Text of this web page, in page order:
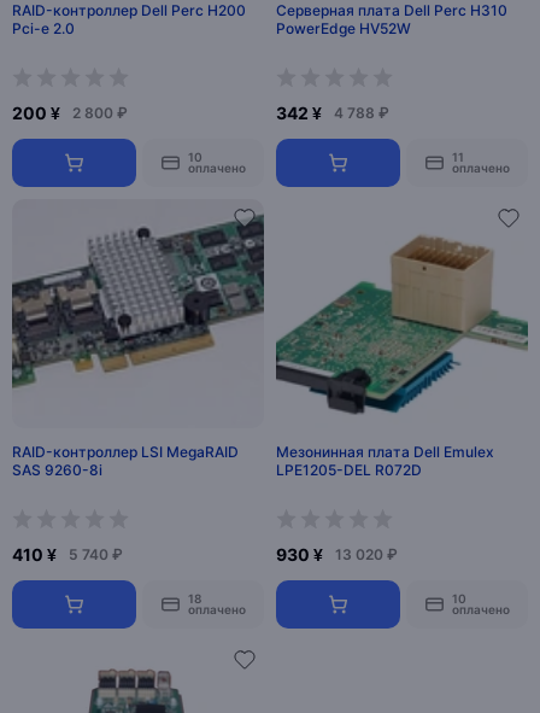
RAID-контроллер Dell Perc H200
Pci-e 2.0
200 ¥ 2 800 ₽
10
оплачено
Серверная плата Dell Perc H310
PowerEdge HV52W
342 ¥ 4 788 ₽
11
оплачено
RAID-контроллер LSI MegaRAID
SAS 9260-8i
410 ¥ 5 740 ₽
18
оплачено
Мезонинная плата Dell Emulex
LPE1205-DEL R072D
930 ¥ 13 020 ₽
10
оплачено